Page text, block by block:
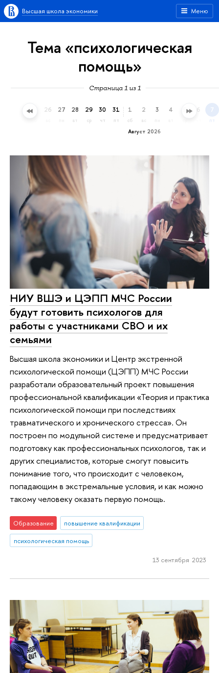
Меню
Высшая школа экономики
Тема «психологическая
помощь»
Страница 1 из 1
25 26 27 28
вт
29
ср
30
чт
31
пт
Август 2026
1
сб
2
вс
3 4 5 6 7
пт
НИУ ВШЭ и ЦЭПП МЧС России
будут готовить психологов для
работы с участниками СВО и их
семьями
Высшая школа экономики и Центр экстренной
психологической помощи (ЦЭПП) МЧС России
разработали образовательный проект повышения
профессиональной квалификации «Теория и практика
психологической помощи при последствиях
травматического и хронического стресса». Он
построен по модульной системе и предусматривает
подготовку как профессиональных психологов, так и
других специалистов, которые смогут повысить
понимание того, что происходит с человеком,
попадающим в экстремальные условия, и как можно
такому человеку оказать первую помощь.
Образование
повышение квалификации
психологическая помощь
13 сентября 2023